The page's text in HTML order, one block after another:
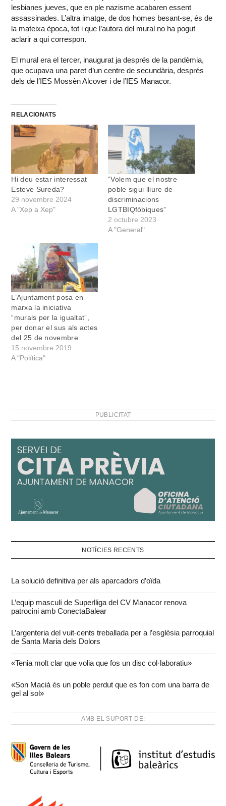
lesbianes jueves, que en ple nazisme acabaren essent
assassinades. L’altra imatge, de dos homes besant-se, és de
la mateixa època, tot i que l’autora del mural no ha pogut
aclarir a qui correspon.
El mural era el tercer, inaugurat ja després de la pandèmia,
que ocupava una paret d’un centre de secundària, després
dels de l’IES Mossèn Alcover i de l’IES Manacor.
RELACIONATS
Hi deu estar interessat
Esteve Sureda?
29 novembre 2024
A "Xep a Xep"
“Volem que el nostre
poble sigui lliure de
discriminacions
LGTBIQfòbiques”
2 octubre 2023
A "General"
L’Ajuntament posa en
marxa la iniciativa
“murals per la igualtat”,
per donar el sus als actes
del 25 de novembre
15 novembre 2019
A "Política"
PUBLICITAT
NOTÍCIES RECENTS
La solució definitiva per als aparcadors d’oïda
L’equip masculí de Superlliga del CV Manacor renova
patrocini amb ConectaBalear
L’argenteria del vuit-cents treballada per a l’església parroquial
de Santa Maria dels Dolors
«Tenia molt clar que volia que fos un disc col·laboratiu»
«Son Macià és un poble perdut que es fon com una barra de
gel al sol»
AMB EL SUPORT DE: